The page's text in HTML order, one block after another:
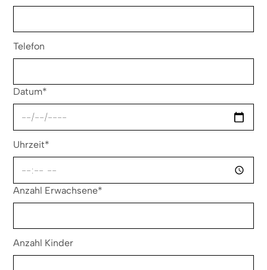
Telefon
Datum*
Uhrzeit*
Anzahl Erwachsene*
Anzahl Kinder